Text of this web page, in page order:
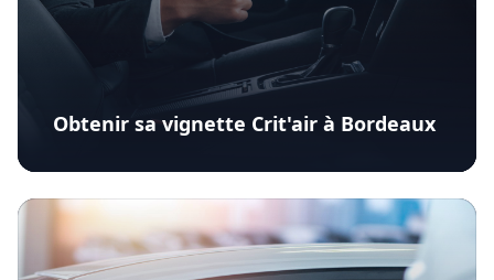
Obtenir sa vignette Crit'air à Bordeaux